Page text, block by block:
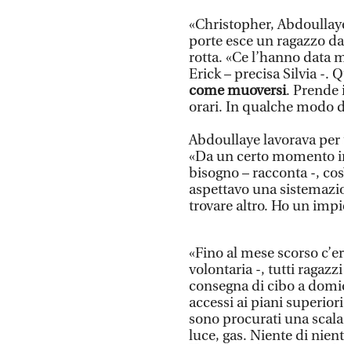
«Christopher,
porte esce un ragazzo
rotta. «Ce l’hanno data
Erick – precisa Silvia -.
come muoversi.
orari. In qualche modo
Abdoullaye lavorava
«Da un certo momento
bisogno – racconta -,
aspettavo una
trovare altro. Ho un
«Fino al mese scorso
volontaria -, tutti
consegna di cibo a
accessi ai piani
sono procurati una
luce, gas. Niente di